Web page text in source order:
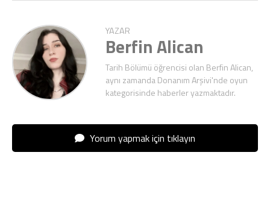
YAZAR
Berfin Alican
Tarih Bölümü öğrencisi olan Berfin Alican,
aynı zamanda Donanım Arşivi'nde oyun
kategorisinde haberler yazmaktadır.
Yorum yapmak için tıklayın